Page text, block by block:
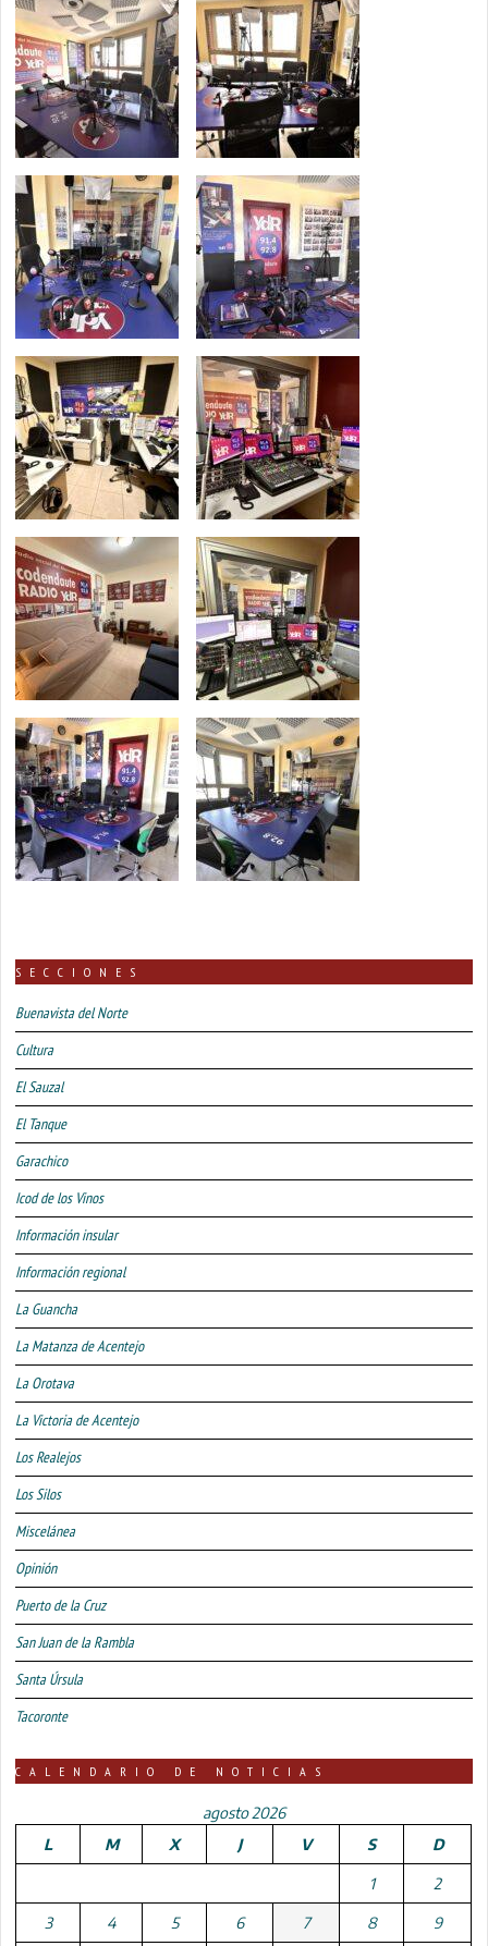
SECCIONES
Buenavista del Norte
Cultura
El Sauzal
El Tanque
Garachico
Icod de los Vinos
Información insular
Información regional
La Guancha
La Matanza de Acentejo
La Orotava
La Victoria de Acentejo
Los Realejos
Los Silos
Miscelánea
Opinión
Puerto de la Cruz
San Juan de la Rambla
Santa Úrsula
Tacoronte
CALENDARIO DE NOTICIAS
agosto 2026
L
M X J V S D
1 2
3 4 5 6 7 8 9